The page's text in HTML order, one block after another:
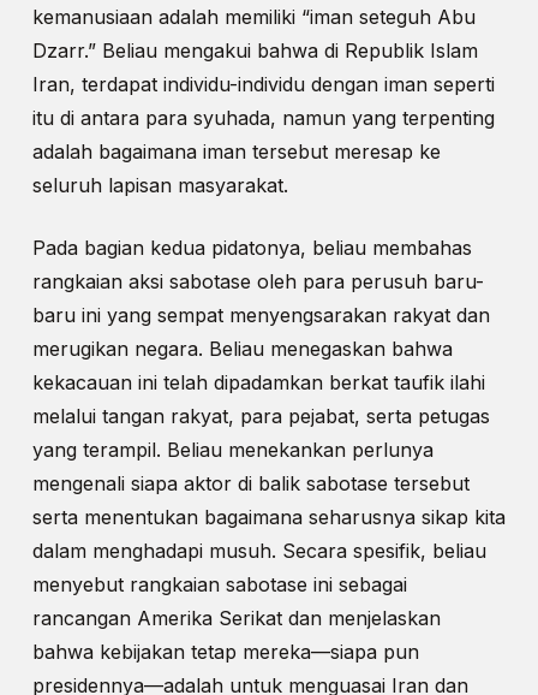
kemanusiaan adalah memiliki “iman seteguh Abu
Dzarr.” Beliau mengakui bahwa di Republik Islam
Iran, terdapat individu-individu dengan iman seperti
itu di antara para syuhada, namun yang terpenting
adalah bagaimana iman tersebut meresap ke
seluruh lapisan masyarakat.
Pada bagian kedua pidatonya, beliau membahas
rangkaian aksi sabotase oleh para perusuh baru-
baru ini yang sempat menyengsarakan rakyat dan
merugikan negara. Beliau menegaskan bahwa
kekacauan ini telah dipadamkan berkat taufik ilahi
melalui tangan rakyat, para pejabat, serta petugas
yang terampil. Beliau menekankan perlunya
mengenali siapa aktor di balik sabotase tersebut
serta menentukan bagaimana seharusnya sikap kita
dalam menghadapi musuh. Secara spesifik, beliau
menyebut rangkaian sabotase ini sebagai
rancangan Amerika Serikat dan menjelaskan
bahwa kebijakan tetap mereka—siapa pun
presidennya—adalah untuk menguasai Iran dan